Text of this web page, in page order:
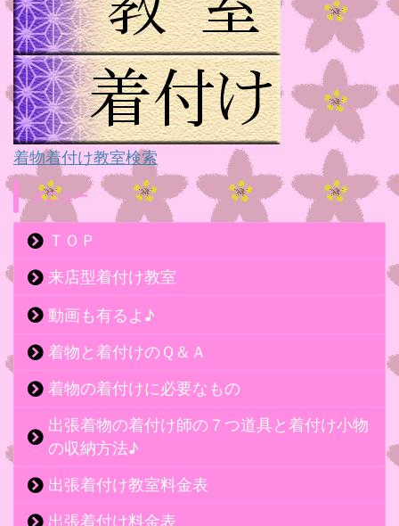
着物着付け教室検索
メニュー
ＴＯＰ
来店型着付け教室
動画も有るよ♪
着物と着付けのＱ＆Ａ
着物の着付けに必要なもの
出張着物の着付け師の７つ道具と着付け小物
の収納方法♪
出張着付け教室料金表
出張着付け料金表